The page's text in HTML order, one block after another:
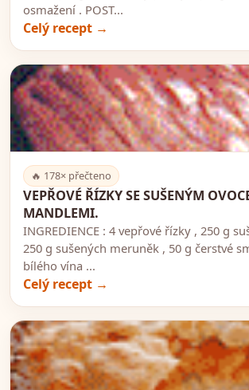
osmažení . POST...
Celý recept →
🔥 178× přečteno
VEPŘOVÉ ŘÍZKY SE SUŠENÝM
MANDLEMI.
INGREDIENCE : 4 vepřové řízky , 250 g
250 g sušených meruněk , 50 g čerstvé
bílého vína ...
Celý recept →